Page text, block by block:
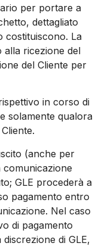
per portare a
dettagliato
costituiscono. La
alla ricezione del
del Cliente per
in corso di
solamente qualora
(anche per
comunicazione
GLE procederà a
pagamento entro
Nel caso
di pagamento
di GLE,